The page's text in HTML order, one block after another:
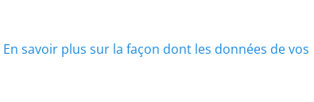
En savoir plus sur la façon dont les données de vos